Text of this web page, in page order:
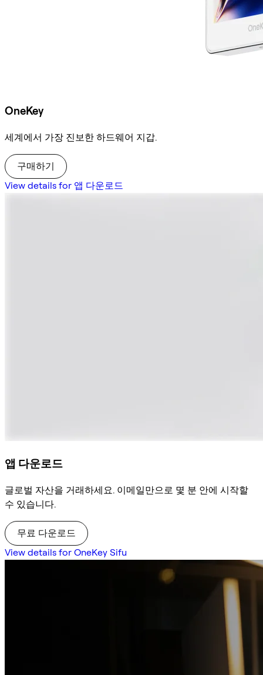
OneKey
세계에서 가장 진보한 하드웨어 지갑.
구매하기
View details for 앱 다운로드
앱 다운로드
글로벌 자산을 거래하세요. 이메일만으로 몇 분 안에 시작할
수 있습니다.
무료 다운로드
View details for OneKey Sifu